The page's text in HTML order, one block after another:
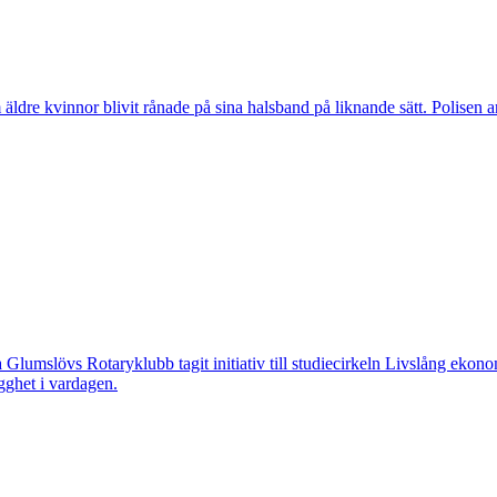
kvinnor blivit rånade på sina halsband på liknande sätt. Polisen
Rotaryklubb tagit initiativ till studiecirkeln Livslång
i vardagen.